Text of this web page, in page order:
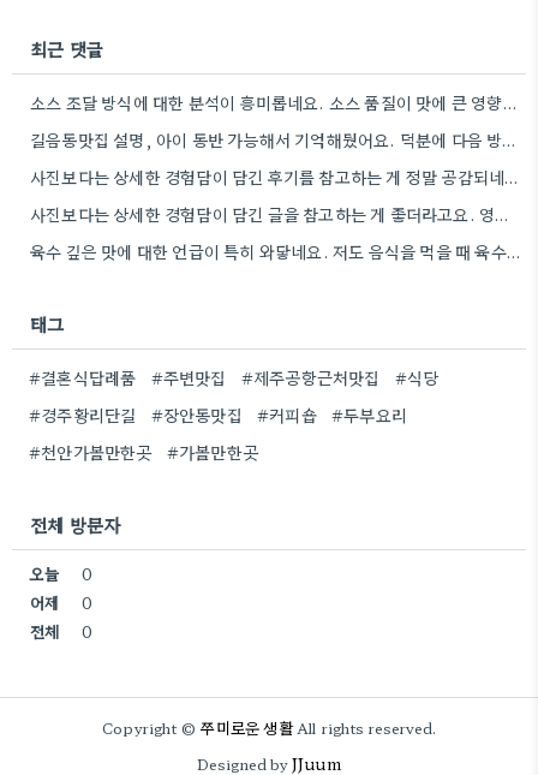
최근 댓글
소스 조달 방식에 대한 분석이 흥미롭네요. 소스 품질이 맛에 큰 영향을 주니까, 브랜드 선택할 때…
길음동맛집 설명, 아이 동반 가능해서 기억해뒀어요. 덕분에 다음 방문할 때 훨씬 수월할 것 같아요.
사진보다는 상세한 경험담이 담긴 후기를 참고하는 게 정말 공감되네요. 특히 어떤 점이 좋았고 아쉬웠는지 구체적으로…
사진보다는 상세한 경험담이 담긴 글을 참고하는 게 좋더라고요. 영화 상영회 경험이 기억에 남는다는 점이 흥미롭네요.
육수 깊은 맛에 대한 언급이 특히 와닿네요. 저도 음식을 먹을 때 육수의 깊은 맛을 중요하게…
태그
#결혼식답례품 #주변맛집 #제주공항근처맛집
#식당
#경주황리단길
#장안동맛집 #커피숍
#두부요리
#천안가볼만한곳
#가볼만한곳
전체 방문자
오늘
0
어제
0
전체
0
Copyright ©쭈미로운 생활All rights reserved.
Designed byJJuum